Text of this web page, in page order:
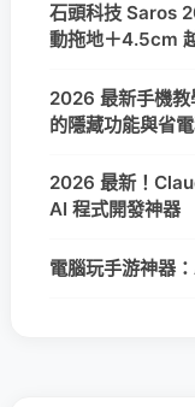
石頭科技 Saros
動拖地＋4.5cm
2026 最新手機
的隱藏功能與省
2026 最新！
AI 程式開發神器
電腦玩手游神器